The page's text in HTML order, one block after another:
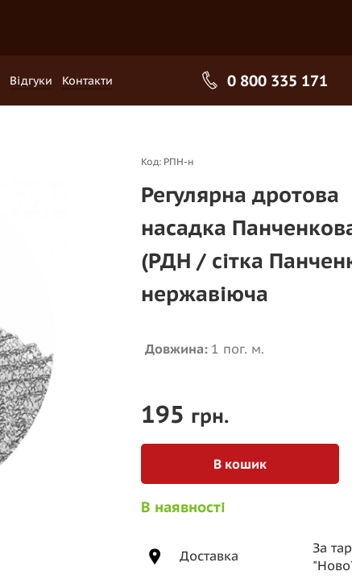
Відгуки Контакти 0 800 335 171
Код: РПН-н
Регулярна дротова
насадка
(РДН / сітка
нержавіюча
Довжина: 1 пог. м.
195 грн.
В кошик
В наявності
Доставка
За